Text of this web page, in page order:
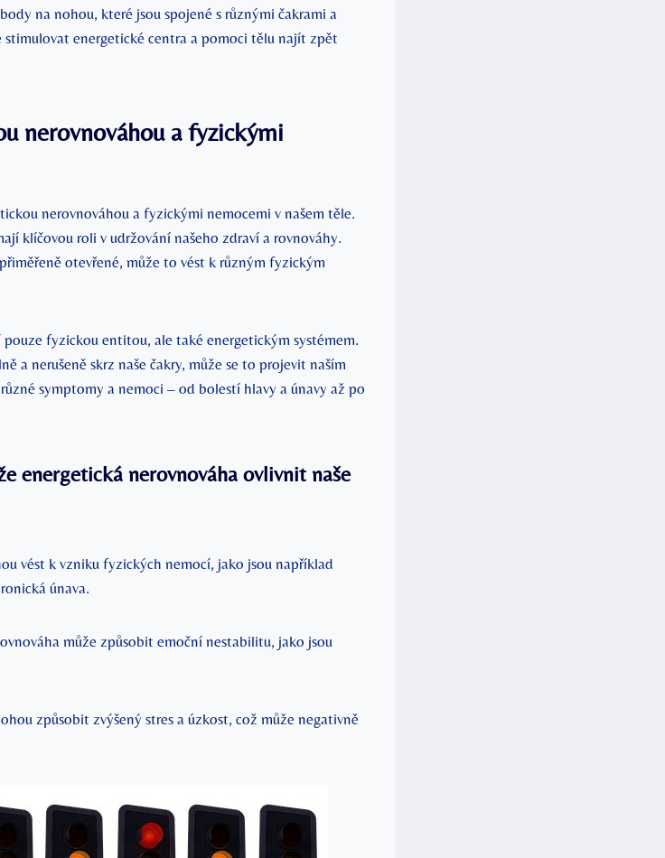
na nohou, které jsou spojené s různými čakrami a
energetické centra a pomoci tělu najít zpět
nerovnováhou a fyzickými
nerovnováhou a fyzickými nemocemi v našem těle.
klíčovou roli v udržování našeho zdraví a rovnováhy.
otevřené, může to vést k různým fyzickým
fyzickou entitou, ale také energetickým systémem.
a nerušeně skrz naše čakry, může se to projevit naším
symptomy a nemoci – od bolestí hlavy a únavy až po
energetická nerovnováha ovlivnit naše
vést k vzniku fyzických nemocí, jako jsou například
únava.
může způsobit emoční nestabilitu, jako jsou
způsobit zvýšený stres a úzkost, což může negativně